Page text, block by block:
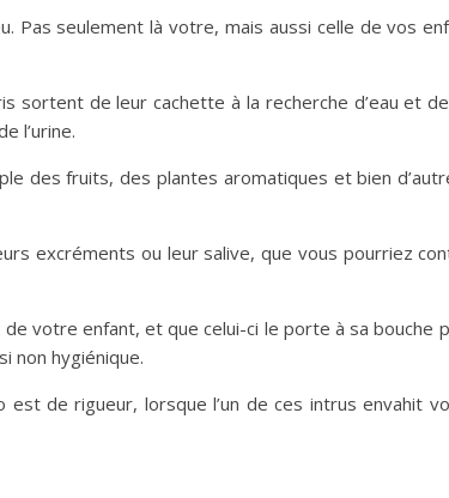
Pas seulement là votre, mais aussi celle de vos
sortent de leur cachette à la recherche d’eau et
l’urine.
des fruits, des plantes aromatiques et bien
excréments ou leur salive, que vous pourriez
votre enfant, et que celui-ci le porte à sa bouche
non hygiénique.
de rigueur, lorsque l’un de ces intrus envahit